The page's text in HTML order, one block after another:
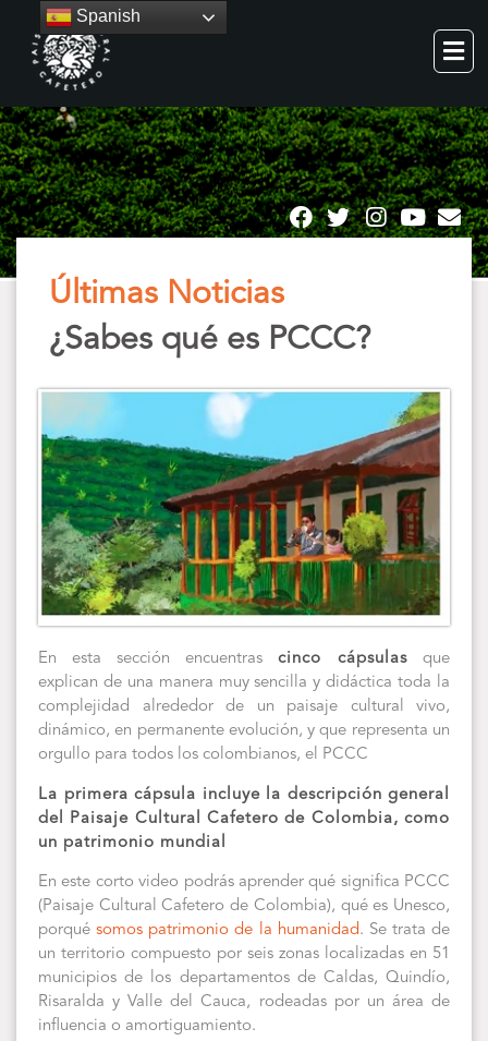
Últimas Noticias
¿Sabes qué es PCCC?
En esta sección encuentras cinco cápsulas que
explican de una manera muy sencilla y didáctica toda la
complejidad alrededor de un paisaje cultural vivo,
dinámico, en permanente evolución, y que representa un
orgullo para todos los colombianos, el PCCC
La primera cápsula incluye la descripción general
del Paisaje Cultural Cafetero de Colombia, como
un patrimonio mundial
En este corto video podrás aprender qué significa PCCC
(Paisaje Cultural Cafetero de Colombia), qué es Unesco,
porquésomos patrimonio de la humanidad. Se trata de
un territorio compuesto por seis zonas localizadas en 51
municipios de los departamentos de Caldas, Quindío,
Risaralda y Valle del Cauca, rodeadas por un área de
influencia o amortiguamiento.
Spanish